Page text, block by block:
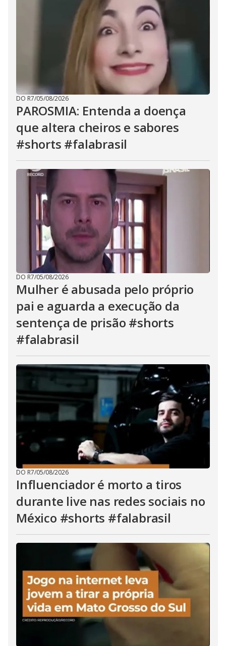
DO R7/05/08/2026
PAROSMIA: Entenda a doença
que altera cheiros e sabores
#shorts #falabrasil
DO R7/05/08/2026
Mulher é abusada pelo próprio
pai e aguarda a execução da
sentença de prisão #shorts
#falabrasil
DO R7/05/08/2026
Influenciador é morto a tiros
durante live nas redes sociais no
México #shorts #falabrasil